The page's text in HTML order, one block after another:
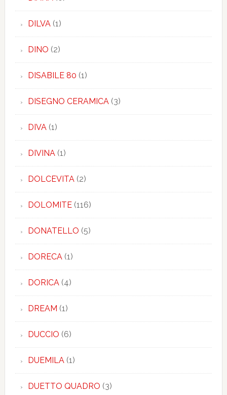
DILVA(1)
DINO (2)
DISABILE 80 (1)
DISEGNO CERAMICA(3)
DIVA(1)
DIVINA(1)
DOLCEVITA(2)
DOLOMITE(116)
DONATELLO (5)
DORECA(1)
DORICA(4)
DREAM (1)
DUCCIO (6)
DUEMILA(1)
DUETTO QUADRO (3)